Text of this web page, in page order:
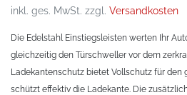
inkl. ges. MwSt. zzgl. Versandkosten
Die Edelstahl Einstiegsleisten werten Ihr
gleichzeitig den Türschweller vor dem
Ladekantenschutz bietet Vollschutz für den
schützt effektiv die Ladekante. Die